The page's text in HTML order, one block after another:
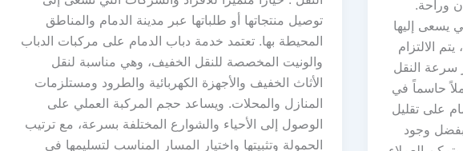
وراحة.
يسعى إليها
الالتزام
سرعة النقل
حاسماً في
على تقليل
وجود
توصيل منتجاتها أو طلباتها عبر مدينة الدمام والمناطق
المحيطة بها. تعتمد خدمة دباب الدمام على مركبات الدباب
والونيت المخصصة للنقل الخفيف، وهي مناسبة لنقل
الأثاث الخفيف والأجهزة الكهربائية والطرود ومستلزمات
المنازل والمحلات. ويساعد حجم المركبة العملي على
الوصول إلى الأحياء والشوارع المختلفة بسرعة، مع ترتيب
الحمولة وتثبيتها واختيار المسار المناسب لتسليمها في